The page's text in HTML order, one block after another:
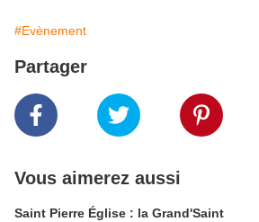
#Evènement
Partager
Vous aimerez aussi
Saint Pierre Église : la Grand'Saint